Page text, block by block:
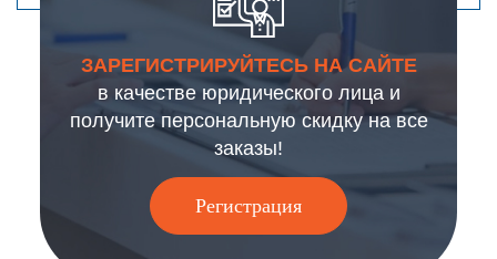
ЗАРЕГИСТРИРУЙТЕСЬ НА САЙТЕ
в качестве юридического лица и
получите персональную скидку на все
заказы!
Регистрация